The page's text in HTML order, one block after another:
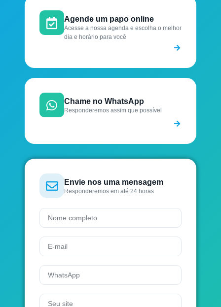
Agende um papo online
Acesse a nossa agenda e escolha o melhor
dia e horário para você
Chame no WhatsApp
Responderemos assim que possível
Envie nos uma mensagem
Responderemos em até 24 horas